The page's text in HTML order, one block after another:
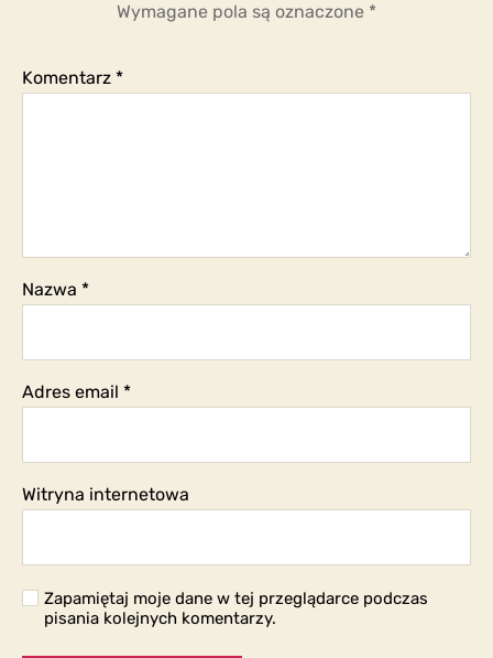
Wymagane pola są oznaczone *
Komentarz *
Nazwa *
Adres email *
Witryna internetowa
Zapamiętaj moje dane w tej przeglądarce podczas
pisania kolejnych komentarzy.